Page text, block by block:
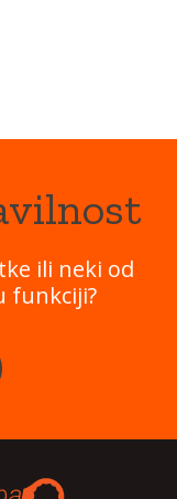
ili neki od
funkciji?